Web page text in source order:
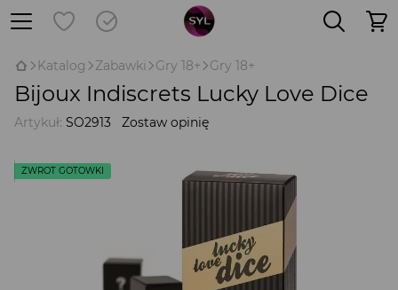
Katalog Zabawki Gry 18+ Gry 18+
Bijoux Indiscrets Lucky Love Dice
Artykuł: SO2913 Zostaw opinię
ZWROT GOTÓWKI